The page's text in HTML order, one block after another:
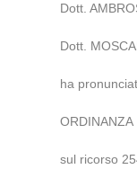
Dott.
Dott.
ha
ORDINANZA
sul ricorso